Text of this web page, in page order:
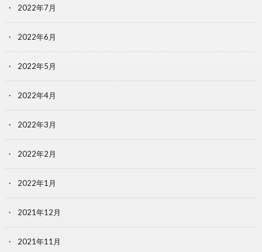
2022年7月
2022年6月
2022年5月
2022年4月
2022年3月
2022年2月
2022年1月
2021年12月
2021年11月